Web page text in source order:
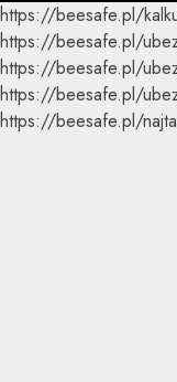
https://beesafe.pl/
https://beesafe.pl/
https://beesafe.pl/
https://beesafe.pl/
https://beesafe.pl/